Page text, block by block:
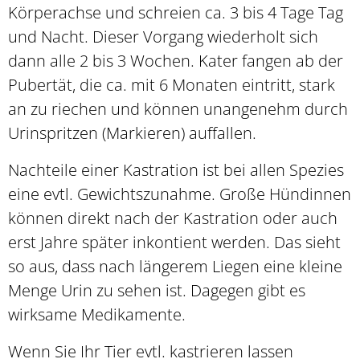
Körperachse und schreien ca. 3 bis 4 Tage Tag
und Nacht. Dieser Vorgang wiederholt sich
dann alle 2 bis 3 Wochen. Kater fangen ab der
Pubertät, die ca. mit 6 Monaten eintritt, stark
an zu riechen und können unangenehm durch
Urinspritzen (Markieren) auffallen.
Nachteile einer Kastration ist bei allen Spezies
eine evtl. Gewichtszunahme. Große Hündinnen
können direkt nach der Kastration oder auch
erst Jahre später inkontient werden. Das sieht
so aus, dass nach längerem Liegen eine kleine
Menge Urin zu sehen ist. Dagegen gibt es
wirksame Medikamente.
Wenn Sie Ihr Tier evtl. kastrieren lassen